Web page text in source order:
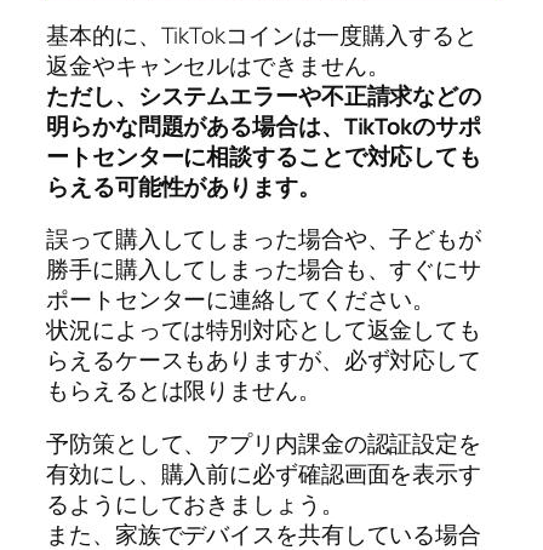
基本的に、TikTokコインは一度購入すると
返金やキャンセルはできません。
ただし、システムエラーや不正請求などの
明らかな問題がある場合は、TikTokのサポ
ートセンターに相談することで対応しても
らえる可能性があります。
誤って購入してしまった場合や、子どもが
勝手に購入してしまった場合も、すぐにサ
ポートセンターに連絡してください。
状況によっては特別対応として返金しても
らえるケースもありますが、必ず対応して
もらえるとは限りません。
予防策として、アプリ内課金の認証設定を
有効にし、購入前に必ず確認画面を表示す
るようにしておきましょう。
また、家族でデバイスを共有している場合